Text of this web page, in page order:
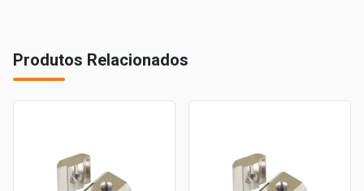
Produtos Relacionados